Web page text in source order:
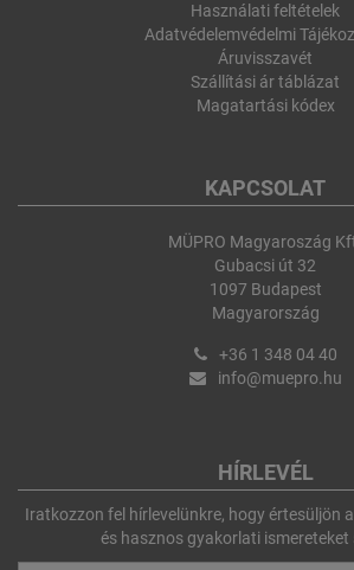
Használati feltételek
Adatvédelemvédelmi
Áruvisszavét
Szállítási ár táblázat
Magatartási kódex
KAPCSOLAT
MÜPRO Magyaroszág
Gubacsi út 32
1097 Budapest
Magyarország
+36 1 348 04 40
info@muepro.hu
HÍRLEVÉL
Iratkozzon fel hírlevelünkre, hogy értesüljön
és hasznos gyakorlati ismereteket